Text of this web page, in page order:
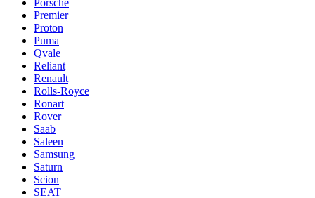
Porsche
Premier
Proton
Puma
Qvale
Reliant
Renault
Rolls-Royce
Ronart
Rover
Saab
Saleen
Samsung
Saturn
Scion
SEAT